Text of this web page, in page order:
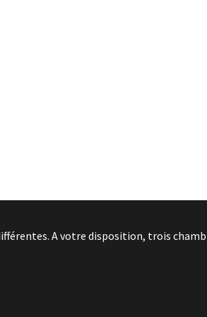
A votre disposition, trois